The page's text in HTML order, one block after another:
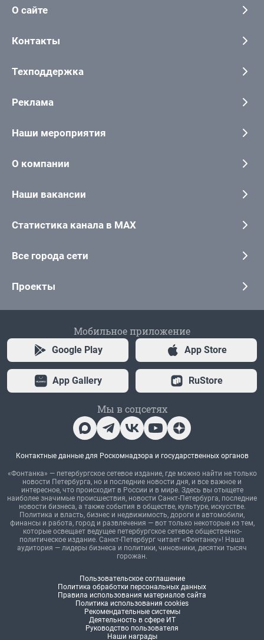
О сайте
Контакты
Техподдержка
Реклама
Наши мероприятия
О компании
Наши вакансии
Статистика канала в MAX
Все города сети
Проекты
Мобильное приложение
Google Play App Store
App Gallery RuStore
Мы в соцсетях
Контактные данные для Роскомнадзора и государственных органов
«Фонтанка» — петербургское сетевое издание, где можно найти не только
новости Петербурга, но и последние новости дня, и все важное и
интересное, что происходит в России и в мире. Здесь вы отыщете
наиболее значимые происшествия, новости Санкт-Петербурга, последние
новости бизнеса, а также события в обществе, культуре, искусстве.
Политика и власть, бизнес и недвижимость, дороги и автомобили,
финансы и работа, город и развлечения — вот только некоторые из тем,
которые освещает ведущее петербургское сетевое общественно-
политическое издание. Санкт-Петербург читает «Фонтанку»! Наша
аудитория — лидеры бизнеса и политики, чиновники, десятки тысяч
горожан.
Пользовательское соглашение
Политика обработки персональных данных
Правила использования материалов сайта
Политика использования cookies
Рекомендательные системы
Деятельность в сфере ИТ
Руководство пользователя
Наши награды